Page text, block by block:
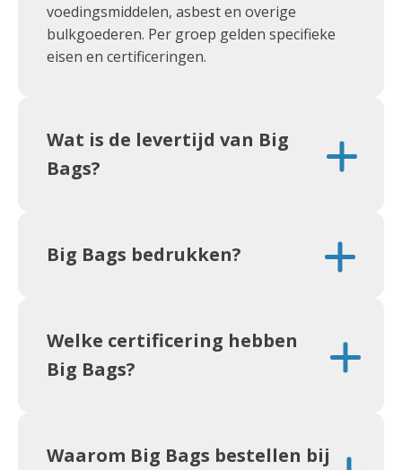
voedingsmiddelen, asbest en overige
bulkgoederen. Per groep gelden specifieke
eisen en certificeringen.
Wat is de levertijd van Big
Bags?
Big Bags bedrukken?
Welke certificering hebben
Big Bags?
Waarom Big Bags bestellen bij